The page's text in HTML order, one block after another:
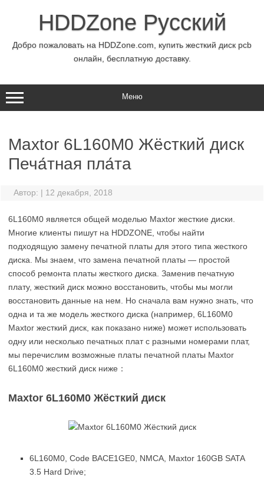
содержимомуHDDZone Русский
Добро пожаловать на HDDZone.com, купить жесткий диск pcb
онлайн, бесплатную доставку.
Меню
Maxtor 6L160M0 Жёсткий диск
Печа́тная пла́та
Автор: | 12 декабря, 2018
6L160M0 является общей моделью Maxtor жесткие диски.
Многие клиенты пишут на HDDZONE, чтобы найти
подходящую замену печатной платы для этого типа жесткого
диска. Мы знаем, что замена печатной платы — простой
способ ремонта платы жесткого диска. Заменив печатную
плату, жесткий диск можно восстановить, чтобы мы могли
восстановить данные на нем. Но сначала вам нужно знать, что
одна и та же модель жесткого диска (например, 6L160M0
Maxtor жесткий диск, как показано ниже) может использовать
одну или несколько печатных плат с разными номерами плат,
мы перечислим возможные платы печатной платы Maxtor
6L160M0 жесткий диск ниже：
Maxtor 6L160M0 Жёсткий диск
6L160M0, Code BACE1GE0, NMCA, Maxtor 160GB SATA
3.5 Hard Drive;